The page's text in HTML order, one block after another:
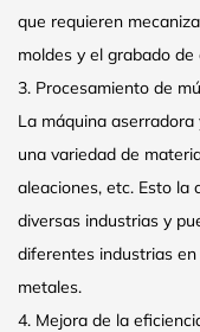
que requieren
moldes y el grabado
3. Procesamiento de
La máquina
una variedad de
aleaciones, etc. Esto la
diversas industrias y
diferentes industrias
metales.
4. Mejora de la